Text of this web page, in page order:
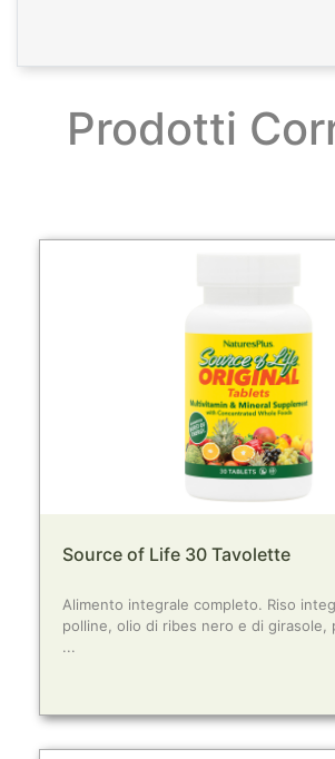
Prodotti
Source of Life 30 Tavolette
Alimento integrale completo. Riso
polline, olio di ribes nero e di girasole,
...